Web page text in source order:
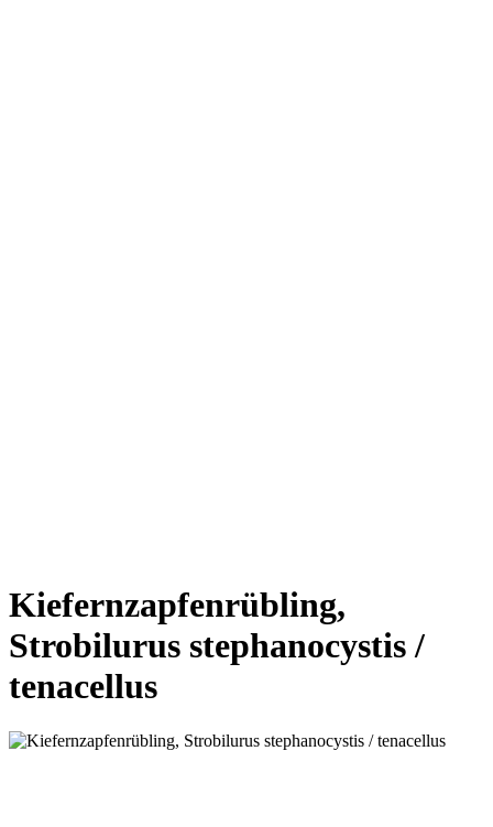
Kiefernzapfenrübling,
Strobilurus stephanocystis /
tenacellus